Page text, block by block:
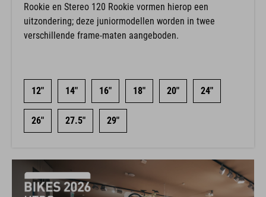
Rookie en Stereo 120 Rookie vormen hierop een
uitzondering; deze juniormodellen worden in twee
verschillende frame-maten aangeboden.
12" 14" 16" 18" 20" 24"
26" 27.5" 29"